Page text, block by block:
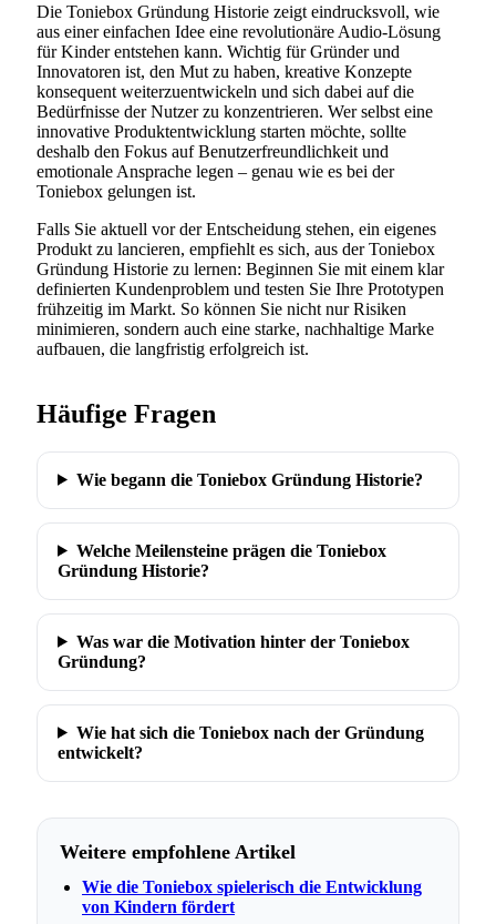
Die Toniebox Gründung Historie zeigt eindrucksvoll, wie
aus einer einfachen Idee eine revolutionäre Audio-Lösung
für Kinder entstehen kann. Wichtig für Gründer und
Innovatoren ist, den Mut zu haben, kreative Konzepte
konsequent weiterzuentwickeln und sich dabei auf die
Bedürfnisse der Nutzer zu konzentrieren. Wer selbst eine
innovative Produktentwicklung starten möchte, sollte
deshalb den Fokus auf Benutzerfreundlichkeit und
emotionale Ansprache legen – genau wie es bei der
Toniebox gelungen ist.
Falls Sie aktuell vor der Entscheidung stehen, ein eigenes
Produkt zu lancieren, empfiehlt es sich, aus der Toniebox
Gründung Historie zu lernen: Beginnen Sie mit einem klar
definierten Kundenproblem und testen Sie Ihre Prototypen
frühzeitig im Markt. So können Sie nicht nur Risiken
minimieren, sondern auch eine starke, nachhaltige Marke
aufbauen, die langfristig erfolgreich ist.
Häufige Fragen
Wie begann die Toniebox Gründung Historie?
Welche Meilensteine prägen die Toniebox
Gründung Historie?
Was war die Motivation hinter der Toniebox
Gründung?
Wie hat sich die Toniebox nach der Gründung
entwickelt?
Weitere empfohlene Artikel
Wie die Toniebox spielerisch die Entwicklung
von Kindern fördert